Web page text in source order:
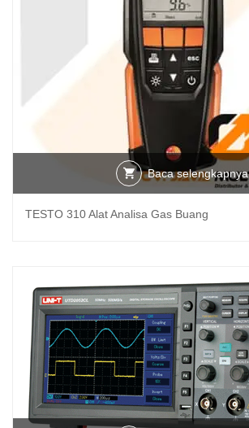
Baca selengkapnya
TESTO 310 Alat Analisa Gas Buang